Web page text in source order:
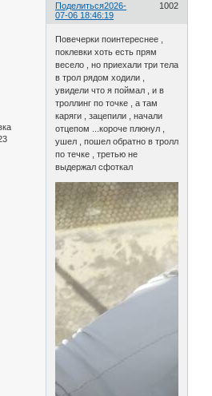
Поделиться 1002
2026-
07-06 18:46:19
Повечерки поинтереснее ,
поклевки хоть есть прям
весело , но приехали три тела
в трол рядом ходили ,
увидели что я поймал , и в
троллинг по точке , а там
каряги , зацепили , начали
отцепом ...короче плюнул ,
ушел , пошел обратно в тролл
по течке , третью не
выдержал сфоткал